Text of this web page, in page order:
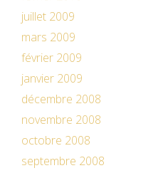
juillet 2009
mars 2009
février 2009
janvier 2009
décembre 2008
novembre 2008
octobre 2008
septembre 2008